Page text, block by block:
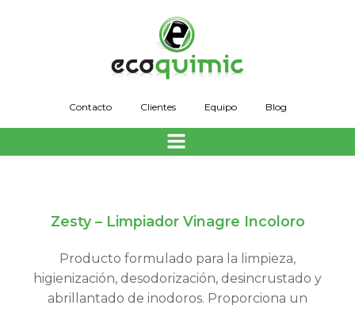
al
contenido
Contacto Clientes Equipo Blog
Zesty – Limpiador Vinagre Incoloro
Producto formulado para la limpieza,
higienización, desodorización, desincrustado y
abrillantado de inodoros. Proporciona un